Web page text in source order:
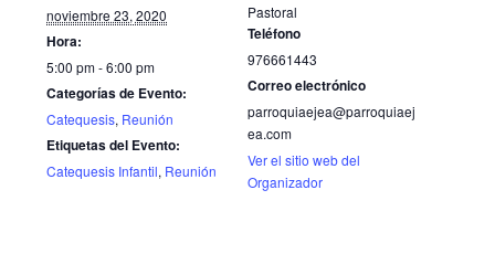
noviembre 23, 2020
Hora:
5:00 pm - 6:00 pm
Categorías de Evento:
Catequesis, Reunión
Etiquetas del Evento:
Catequesis Infantil, Reunión
Pastoral
Teléfono
976661443
Correo electrónico
parroquiaejea@parroquiaej
ea.com
Ver el sitio web del
Organizador